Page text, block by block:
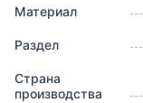
Материал
Раздел
Страна
производства